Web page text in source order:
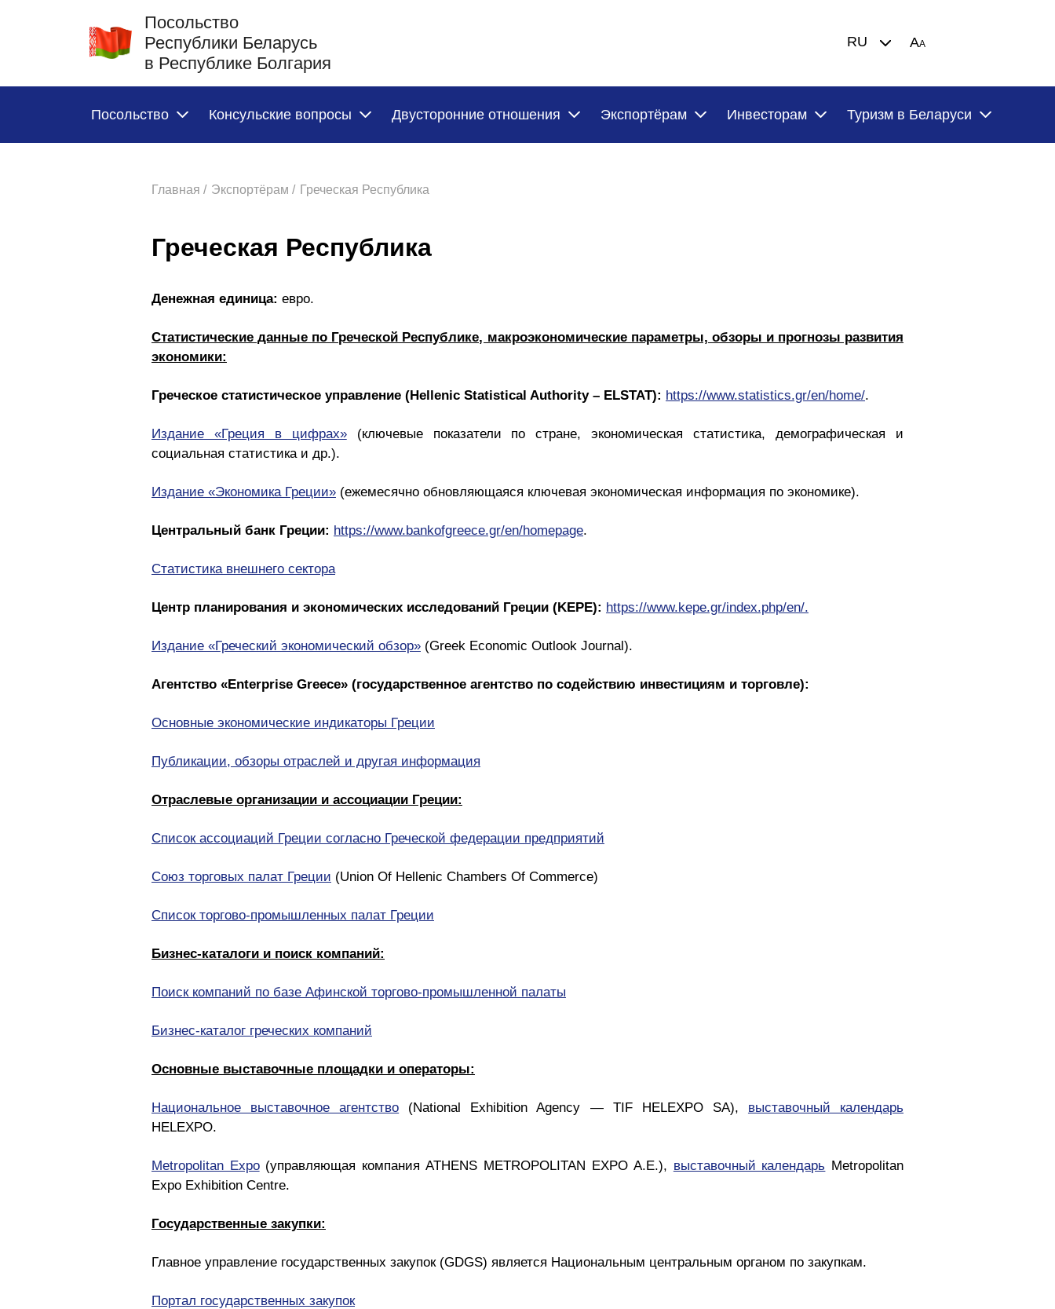
Посольство
Республики Беларусь
в Республике Болгария
RU AA
Посольство Консульские вопросы Двусторонние отношения Экспортёрам Инвесторам Туризм в Беларуси
Главная / Экспортёрам / Греческая Республика
Греческая Республика
Денежная единица: евро.
Статистические данные по Греческой Республике, макроэкономические параметры, обзоры и прогнозы развития
экономики:
Греческое статистическое управление (Hellenic Statistical Authority – ELSTAT): https://www.statistics.gr/en/home/.
Издание «Греция в цифрах»(ключевые показатели по стране, экономическая статистика, демографическая и
социальная статистика и др.).
Издание «Экономика Греции» (ежемесячно обновляющаяся ключевая экономическая информация по экономике).
Центральный банк Греции: https://www.bankofgreece.gr/en/homepage.
Статистика внешнего сектора
Центр планирования и экономических исследований Греции (KEPE): https://www.kepe.gr/index.php/en/.
Издание «Греческий экономический обзор» (Greek Economic Outlook Journal).
Агентство «Enterprise Greece» (государственное агентство по содействию инвестициям и торговле):
Основные экономические индикаторы Греции
Публикации, обзоры отраслей и другая информация
Отраслевые организации и ассоциации Греции:
Список ассоциаций Греции согласно Греческой федерации предприятий
Союз торговых палат Греции (Union Of Hellenic Chambers Of Commerce)
Список торгово-промышленных палат Греции
Бизнес-каталоги и поиск компаний:
Поиск компаний по базе Афинской торгово-промышленной палаты
Бизнес-каталог греческих компаний
Основные выставочные площадки и операторы:
Национальное выставочное агентство (National Exhibition Agency — TIF HELEXPO SA), выставочный календарь
HELEXPO.
Metropolitan Expo(управляющая компания ATHENS METROPOLITAN EXPO Α.Ε.), выставочный календарь Metropolitan
Expo Exhibition Centre.
Государственные закупки:
Главное управление государственных закупок (GDGS) является Национальным центральным органом по закупкам.
Портал государственных закупок